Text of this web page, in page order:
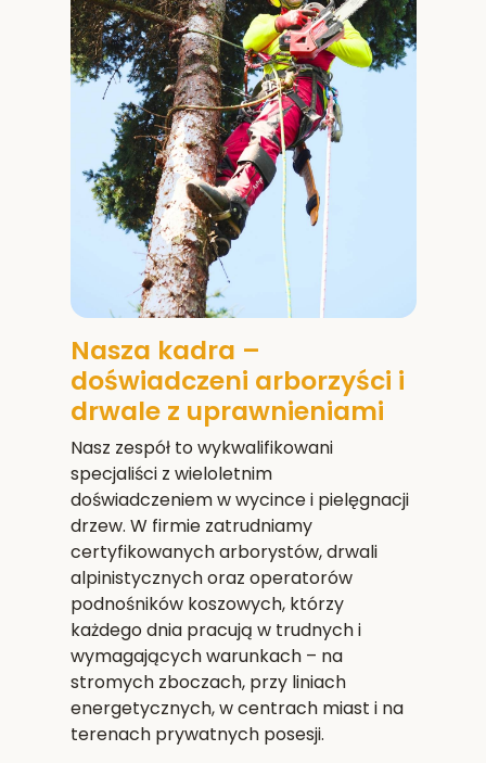
Nasza kadra –
doświadczeni arborzyści i
drwale z uprawnieniami
Nasz zespół to wykwalifikowani
specjaliści z wieloletnim
doświadczeniem w wycince i pielęgnacji
drzew. W firmie zatrudniamy
certyfikowanych arborystów, drwali
alpinistycznych oraz operatorów
podnośników koszowych, którzy
każdego dnia pracują w trudnych i
wymagających warunkach – na
stromych zboczach, przy liniach
energetycznych, w centrach miast i na
terenach prywatnych posesji.